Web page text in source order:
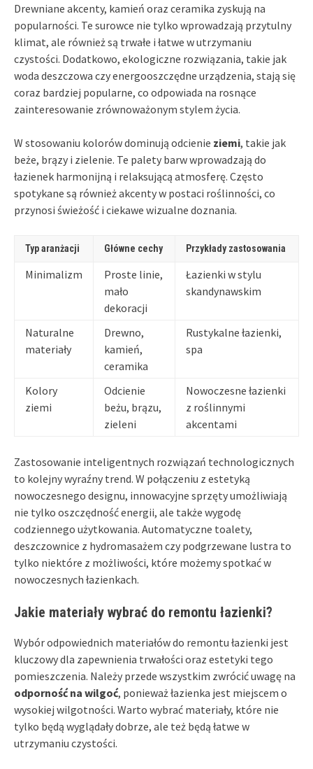
Drewniane akcenty, kamień oraz ceramika zyskują na
popularności. Te surowce nie tylko wprowadzają przytulny
klimat, ale również są trwałe i łatwe w utrzymaniu
czystości. Dodatkowo, ekologiczne rozwiązania, takie jak
woda deszczowa czy energooszczędne urządzenia, stają się
coraz bardziej popularne, co odpowiada na rosnące
zainteresowanie zrównoważonym stylem życia.
W stosowaniu kolorów dominują odcienie ziemi, takie jak
beże, brązy i zielenie. Te palety barw wprowadzają do
łazienek harmonijną i relaksującą atmosferę. Często
spotykane są również akcenty w postaci roślinności, co
przynosi świeżość i ciekawe wizualne doznania.
Typ aranżacji Główne cechy Przykłady zastosowania
Minimalizm
Proste linie,
mało
dekoracji
Łazienki w stylu
skandynawskim
Naturalne
materiały
Drewno,
kamień,
ceramika
Rustykalne łazienki,
spa
Kolory
ziemi
Odcienie
beżu, brązu,
zieleni
Nowoczesne łazienki
z roślinnymi
akcentami
Zastosowanie inteligentnych rozwiązań technologicznych
to kolejny wyraźny trend. W połączeniu z estetyką
nowoczesnego designu, innowacyjne sprzęty umożliwiają
nie tylko oszczędność energii, ale także wygodę
codziennego użytkowania. Automatyczne toalety,
deszczownice z hydromasażem czy podgrzewane lustra to
tylko niektóre z możliwości, które możemy spotkać w
nowoczesnych łazienkach.
Jakie materiały wybrać do remontu łazienki?
Wybór odpowiednich materiałów do remontu łazienki jest
kluczowy dla zapewnienia trwałości oraz estetyki tego
pomieszczenia. Należy przede wszystkim zwrócić uwagę na
odporność na wilgoć, ponieważ łazienka jest miejscem o
wysokiej wilgotności. Warto wybrać materiały, które nie
tylko będą wyglądały dobrze, ale też będą łatwe w
utrzymaniu czystości.